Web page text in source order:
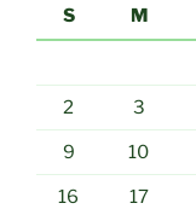
S
M
2 3
9 10
16 17